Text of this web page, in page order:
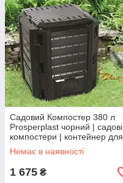
Садовий Компостер 380 л
Prosperplast чорний | садові
компостери | контейнер для
компосту Польща
Немає в наявності
1 675 ₴